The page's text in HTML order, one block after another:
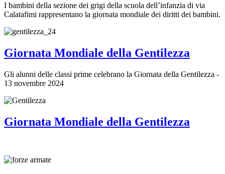
I bambini della sezione dei grigi della scuola dell’infanzia di via
Calatafimi rappresentano la giornata mondiale dei diritti dei bambini.
Giornata Mondiale della Gentilezza
Gli alunni delle classi prime celebrano la Giornata della Gentilezza -
13 novembre 2024
Giornata Mondiale della Gentilezza